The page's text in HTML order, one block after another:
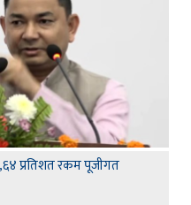
प्रतिशत रकम पूजीगत